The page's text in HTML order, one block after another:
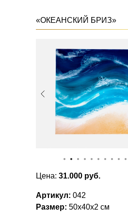
«ОКЕАНСКИЙ БРИЗ»
Цена: 31.000 руб.
Артикул: 042
Размер: 50x40x2 см